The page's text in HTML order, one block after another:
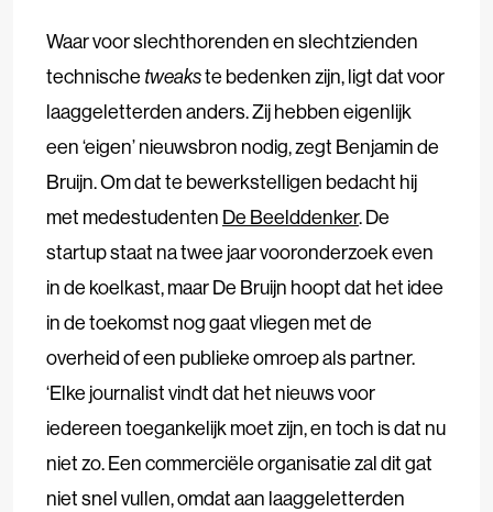
Waar voor slechthorenden en slechtzienden
technische tweakste bedenken zijn, ligt dat voor
laaggeletterden anders. Zij hebben eigenlijk
een ‘eigen’ nieuwsbron nodig, zegt Benjamin de
Bruijn. Om dat te bewerkstelligen bedacht hij
met medestudenten De Beelddenker. De
startup staat na twee jaar vooronderzoek even
in de koelkast, maar De Bruijn hoopt dat het idee
in de toekomst nog gaat vliegen met de
overheid of een publieke omroep als partner.
‘Elke journalist vindt dat het nieuws voor
iedereen toegankelijk moet zijn, en toch is dat nu
niet zo. Een commerciële organisatie zal dit gat
niet snel vullen, omdat aan laaggeletterden